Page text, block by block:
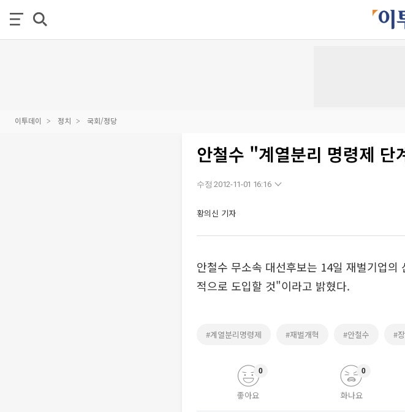
이투데이 정치 국회/정당
안철수 "계열분리 명령제 단
수정 2012-11-01 16:16
황의신 기자
안철수 무소속 대선후보는 14일 재벌기업
적으로 도입할 것"이라고 밝혔다.
#계열분리명령제 #재벌개혁 #안철수 #
좋아요
0
화나요
0